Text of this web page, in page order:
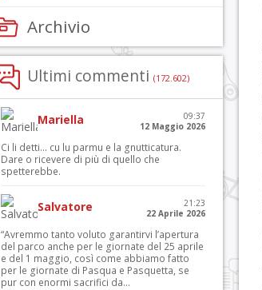
Archivio
Ultimi commenti (172.602)
Mariella
09:37
12 Maggio 2026
Ci li detti… cu lu parmu e la gnutticatura.
Dare o ricevere di più di quello che
spetterebbe.
Salvatore
21:23
22 Aprile 2026
“Avremmo tanto voluto garantirvi l’apertura
del parco anche per le giornate del 25 aprile
e del 1 maggio, così come abbiamo fatto
per le giornate di Pasqua e Pasquetta, se
pur con enormi sacrifici da...